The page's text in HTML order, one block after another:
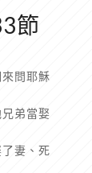
節
問耶穌
弟當娶
妻、死